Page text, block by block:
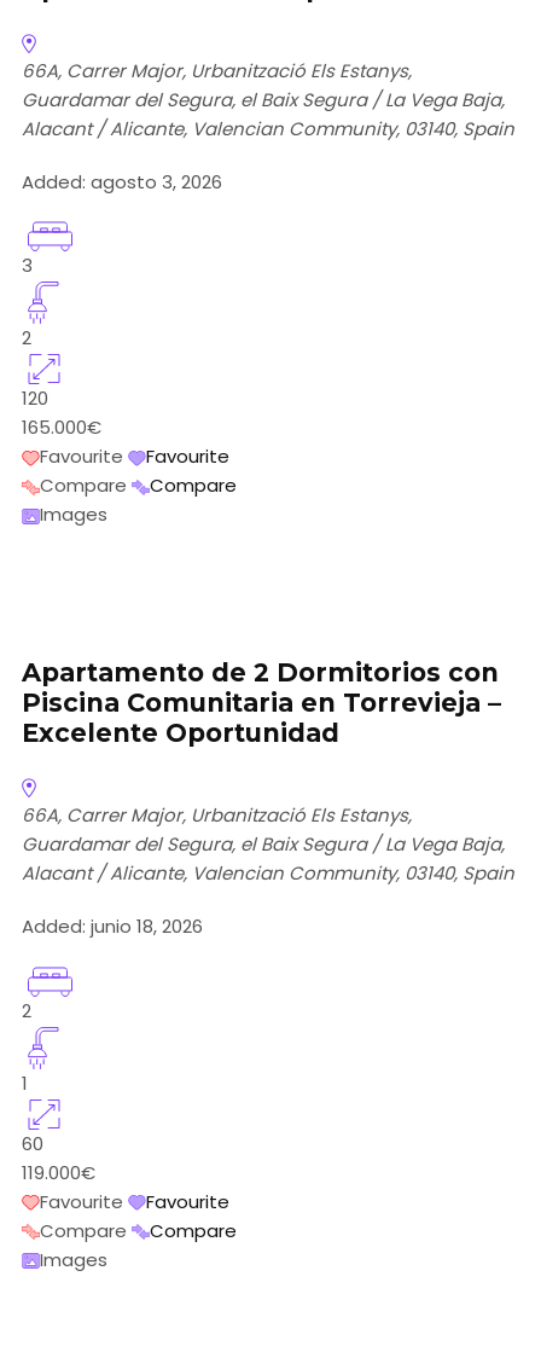
66A, Carrer Major, Urbanització Els Estanys,
Guardamar del Segura, el Baix Segura / La Vega Baja,
Alacant / Alicante, Valencian Community, 03140, Spain
Added: agosto 3, 2026
3
2
120
165.000€
Favourite
Favourite
Compare
Compare
Images
Apartamento de 2 Dormitorios con
Piscina Comunitaria en Torrevieja –
Excelente Oportunidad
66A, Carrer Major, Urbanització Els Estanys,
Guardamar del Segura, el Baix Segura / La Vega Baja,
Alacant / Alicante, Valencian Community, 03140, Spain
Added: junio 18, 2026
2
1
60
119.000€
Favourite
Favourite
Compare
Compare
Images